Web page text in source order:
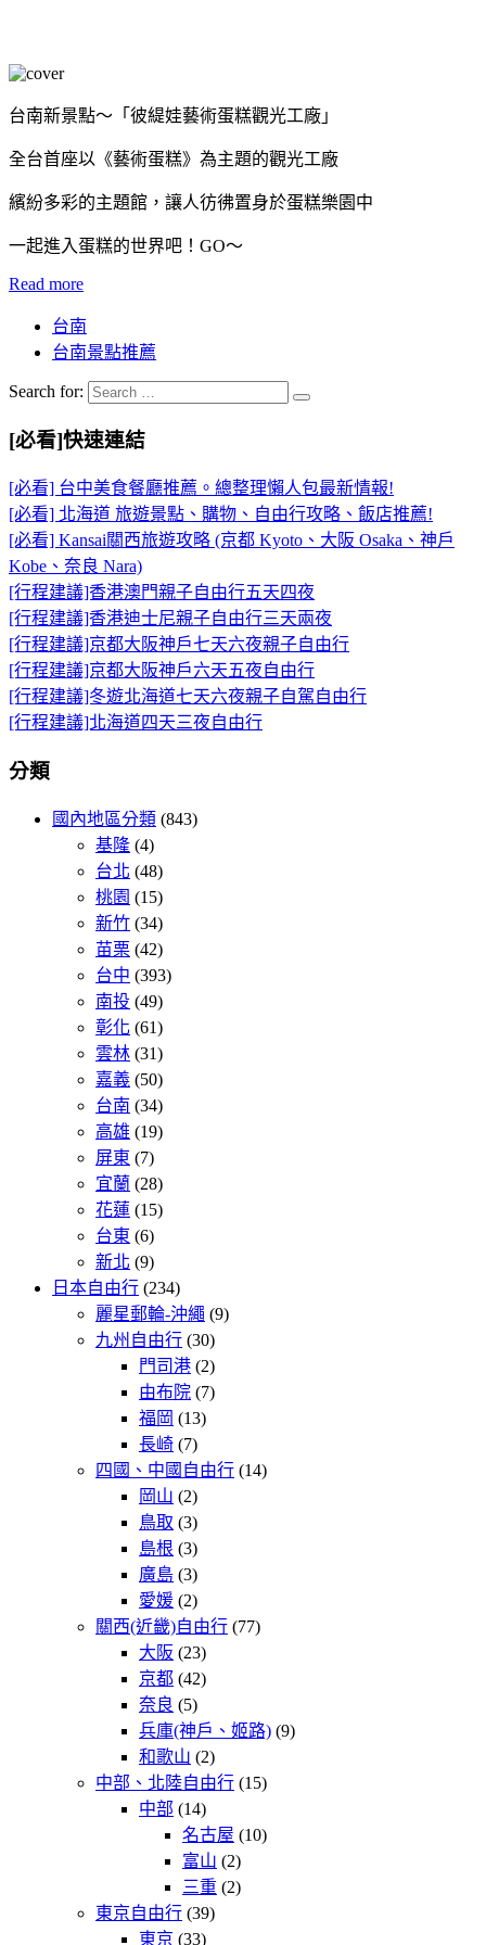
台南新景點～「彼緹娃藝術蛋糕觀光工廠」
全台首座以《藝術蛋糕》為主題的觀光工廠
繽紛多彩的主題館，讓人彷彿置身於蛋糕樂園中
一起進入蛋糕的世界吧！GO～
Read more
台南
台南景點推薦
Search for:
[必看]快速連結
[必看] 台中美食餐廳推薦。總整理懶人包最新情報!
[必看] 北海道 旅遊景點、購物、自由行攻略、飯店推薦!
[必看] Kansai關西旅遊攻略 (京都 Kyoto、大阪 Osaka、神戶
Kobe、奈良 Nara)
[行程建議]香港澳門親子自由行五天四夜
[行程建議]香港迪士尼親子自由行三天兩夜
[行程建議]京都大阪神戶七天六夜親子自由行
[行程建議]京都大阪神戶六天五夜自由行
[行程建議]冬遊北海道七天六夜親子自駕自由行
[行程建議]北海道四天三夜自由行
分類
國內地區分類 (843)
基隆 (4)
台北 (48)
桃園 (15)
新竹 (34)
苗栗 (42)
台中 (393)
南投 (49)
彰化 (61)
雲林 (31)
嘉義 (50)
台南 (34)
高雄 (19)
屏東 (7)
宜蘭 (28)
花蓮 (15)
台東 (6)
新北 (9)
日本自由行 (234)
麗星郵輪-沖繩 (9)
九州自由行 (30)
門司港 (2)
由布院 (7)
福岡 (13)
長崎 (7)
四國、中國自由行 (14)
岡山 (2)
鳥取 (3)
島根 (3)
廣島 (3)
愛媛 (2)
關西(近畿)自由行 (77)
大阪 (23)
京都 (42)
奈良 (5)
兵庫(神戶、姬路) (9)
和歌山 (2)
中部、北陸自由行 (15)
中部 (14)
名古屋 (10)
富山 (2)
三重 (2)
東京自由行 (39)
東京 (33)